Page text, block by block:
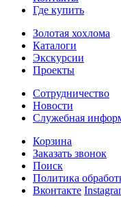
Где купить
Золотая хохлома
Каталоги
Экскурсии
Проекты
Сотрудничество
Новости
Служебная
Корзина
Заказать звонок
Поиск
Политика
Вконтакте